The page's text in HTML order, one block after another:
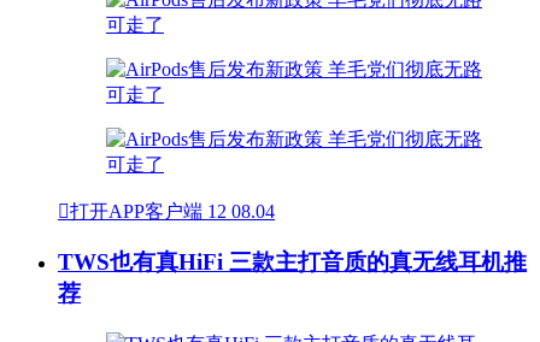
打开APP客户端 12 08.04
TWS也有真HiFi 三款主打音质的真无线耳机推
荐